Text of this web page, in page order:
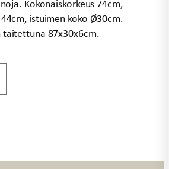
Kokonaiskorkeus 74cm,
istuimen koko Ø30cm.
87x30x6cm.